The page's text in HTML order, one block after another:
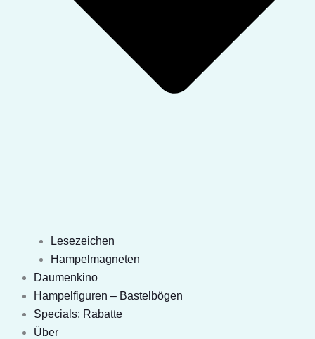
Lesezeichen
Hampelmagneten
Daumenkino
Hampelfiguren – Bastelbögen
Specials: Rabatte
Über